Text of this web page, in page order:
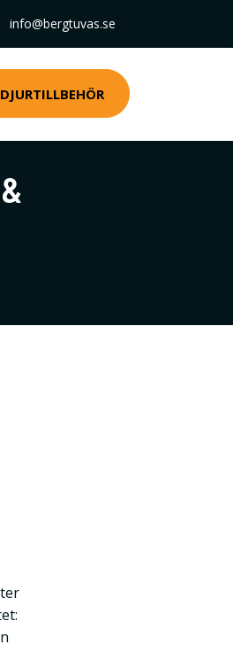
info@bergtuvas.se
DJURTILLBEHÖR